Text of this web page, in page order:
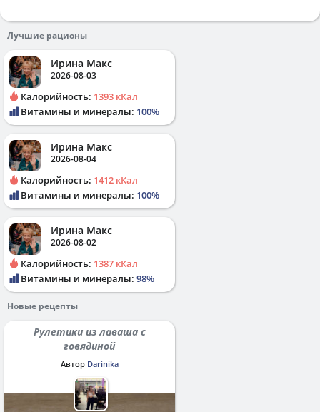
Лучшие рационы
Ирина Макс
2026-08-03
Калорийность: 1393 кКал
Витамины и минералы: 100%
Ирина Макс
2026-08-04
Калорийность: 1412 кКал
Витамины и минералы: 100%
Ирина Макс
2026-08-02
Калорийность: 1387 кКал
Витамины и минералы: 98%
Новые рецепты
Рулетики из лаваша с
говядиной
Автор Darinika